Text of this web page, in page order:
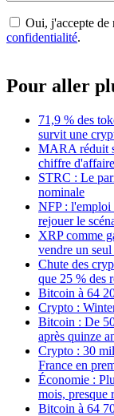
Oui, j'accepte de
confidentialité.
Pour aller
71,9 % des
survit une
MARA réduit
chiffre
STRC : Le
nominale
NFP : l'emploi
rejouer le
XRP comme
vendre un
Chute des
que 25 % des
Bitcoin à 64
Crypto :
Bitcoin : De
après quinze
Crypto : 30
France en
Économie :
mois, presque
Bitcoin à 64